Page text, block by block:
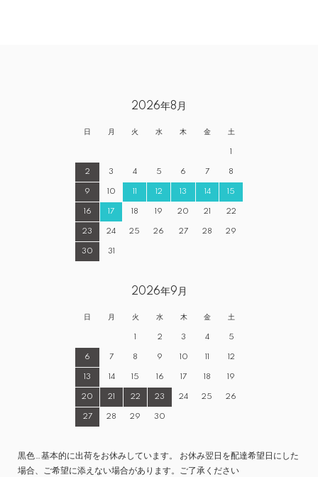
2026年8月
日 月 火 水 木 金 土
1
2 3 4 5 6 7 8
9 10 11 12 13 14 15
16 17 18 19 20 21 22
23 24 25 26 27 28 29
30 31
2026年9月
日 月 火 水 木 金 土
1 2 3 4 5
6 7 8 9 10 11 12
13 14 15 16 17 18 19
20 21 22 23 24 25 26
27 28 29 30
黒色…基本的に出荷をお休みしています。 お休み翌日を配達希望日にした
場合、ご希望に添えない場合があります。ご了承ください